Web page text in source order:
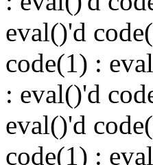
eval()'d
code(1) :
: eval()'d
eval()'d
code(1) :